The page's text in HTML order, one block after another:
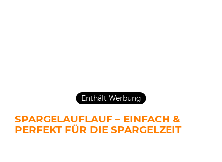
Enthält Werbung
SPARGELAUFLAUF – EINFACH &
PERFEKT FÜR DIE SPARGELZEIT